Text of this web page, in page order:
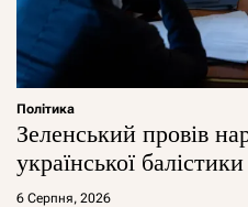
Політика
Зеленський провів
української балістики
6 Серпня, 2026